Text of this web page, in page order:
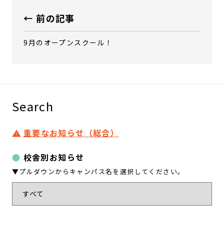
← 前の記事
9月のオープンスクール！
Search
重要なお知らせ（総合）
校舎別お知らせ
▼プルダウンからキャンパス名を選択してください。